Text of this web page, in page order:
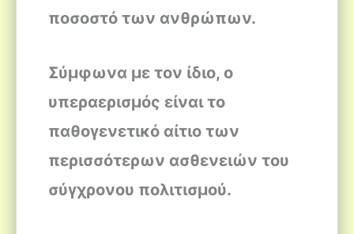
ποσοστό των ανθρώπων.
Σύμφωνα με τον ίδιο, ο
υπεραερισμός είναι το
παθογενετικό αίτιο των
περισσότερων ασθενειών του
σύγχρονου πολιτισμού.